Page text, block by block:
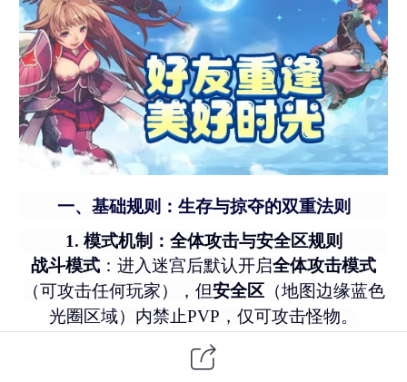
一、基础规则：生存与掠夺的双重法则
1. 模式机制：全体攻击与安全区规则
战斗模式 ：进入迷宫后默认开启全体攻击模式
（可攻击任何玩家），但安全区 （地图边缘蓝色
光圈区域）内禁止PVP，仅可攻击怪物。
安全区用途
初期整理装备、补充药剂。